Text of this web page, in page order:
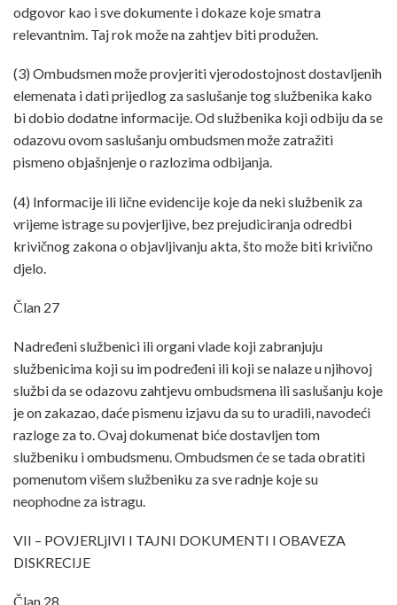
odgovor kao i sve dokumente i dokaze koje smatra
relevantnim. Taj rok može na zahtjev biti produžen.
(3) Ombudsmen može provjeriti vjerodostojnost dostavljenih
elemenata i dati prijedlog za saslušanje tog službenika kako
bi dobio dodatne informacije. Od službenika koji odbiju da se
odazovu ovom saslušanju ombudsmen može zatražiti
pismeno objašnjenje o razlozima odbijanja.
(4) Informacije ili lične evidencije koje da neki službenik za
vrijeme istrage su povjerljive, bez prejudiciranja odredbi
krivičnog zakona o objavljivanju akta, što može biti krivično
djelo.
Član 27
Nadređeni službenici ili organi vlade koji zabranjuju
službenicima koji su im podređeni ili koji se nalaze u njihovoj
službi da se odazovu zahtjevu ombudsmena ili saslušanju koje
je on zakazao, daće pismenu izjavu da su to uradili, navodeći
razloge za to. Ovaj dokumenat biće dostavljen tom
službeniku i ombudsmenu. Ombudsmen će se tada obratiti
pomenutom višem službeniku za sve radnje koje su
neophodne za istragu.
VII – POVJERLjIVI I TAJNI DOKUMENTI I OBAVEZA
DISKRECIJE
Član 28